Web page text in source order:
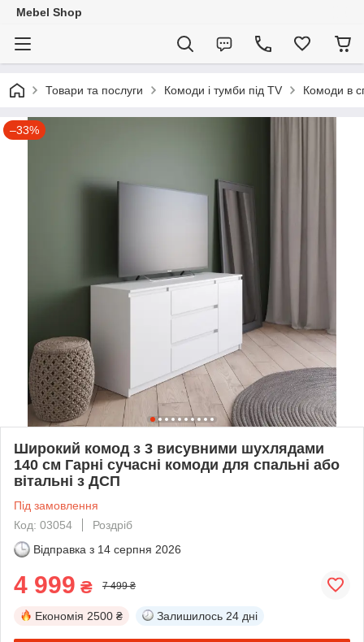
Mebel Shop
Товари та послуги Комоди і тумби під TV Комоди в
–33%
Широкий комод з 3 висувними шухлядами
140 см Гарні сучасні комоди для спальні або
вітальні з ДСП
Під замовлення
Код: 03054
Роздріб
Відправка з 14 серпня 2026
4 999 ₴ 7 499 ₴
Економія 2500 ₴ Залишилось 24 дні